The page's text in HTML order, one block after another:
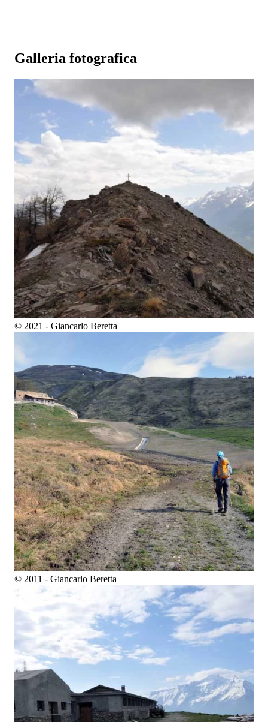
Galleria fotografica
© 2021 - Giancarlo Beretta
© 2011 - Giancarlo Beretta